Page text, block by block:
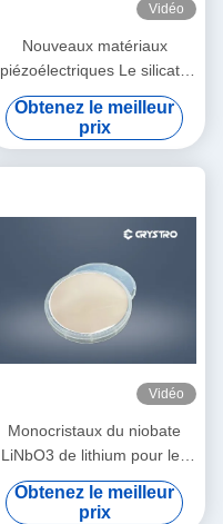
Vidéo
Nouveaux matériaux
piézoélectriques Le silicate
de lanthane et de gallium est
connu sous le nom de cristal
de langasite
Obtenez le meilleur
prix
Vidéo
Monocristaux du niobate
LiNbO3 de lithium pour les
isolants et les circulateurs
optiques de fibre
Obtenez le meilleur
prix